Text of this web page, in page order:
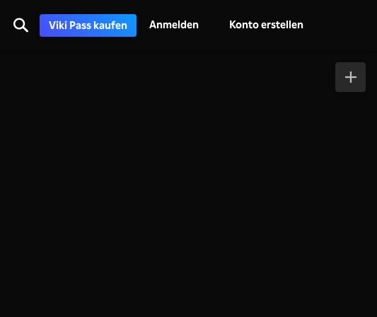
Viki Pass kaufen Anmelden Konto erstellen